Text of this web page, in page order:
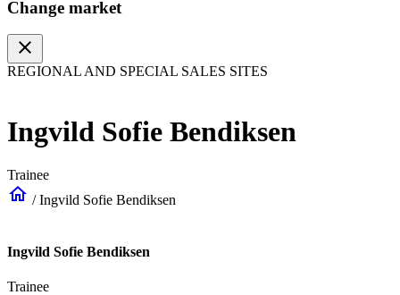
Change market
close
REGIONAL AND SPECIAL SALES SITES
Ingvild Sofie Bendiksen
Trainee
home /Ingvild Sofie Bendiksen
Ingvild Sofie Bendiksen
Trainee